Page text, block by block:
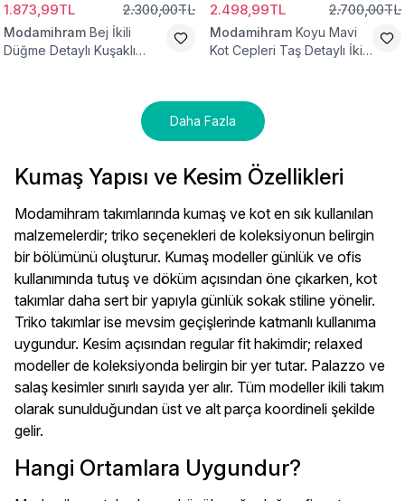
1.873,99TL 2.300,00TL
Modamihram Bej İkili
Düğme Detaylı Kuşaklı
2.498,99TL 2.700,00TL
Modamihram Koyu Mavi
Kot Cepleri Taş Detaylı İkili
Daha Fazla
Kumaş Yapısı ve Kesim Özellikleri
Modamihram takımlarında kumaş ve kot en sık kullanılan
malzemelerdir; triko seçenekleri de koleksiyonun belirgin
bir bölümünü oluşturur. Kumaş modeller günlük ve ofis
kullanımında tutuş ve döküm açısından öne çıkarken, kot
takımlar daha sert bir yapıyla günlük sokak stiline yönelir.
Triko takımlar ise mevsim geçişlerinde katmanlı kullanıma
uygundur. Kesim açısından regular fit hakimdir; relaxed
modeller de koleksiyonda belirgin bir yer tutar. Palazzo ve
salaş kesimler sınırlı sayıda yer alır. Tüm modeller ikili takım
olarak sunulduğundan üst ve alt parça koordineli şekilde
gelir.
Hangi Ortamlara Uygundur?